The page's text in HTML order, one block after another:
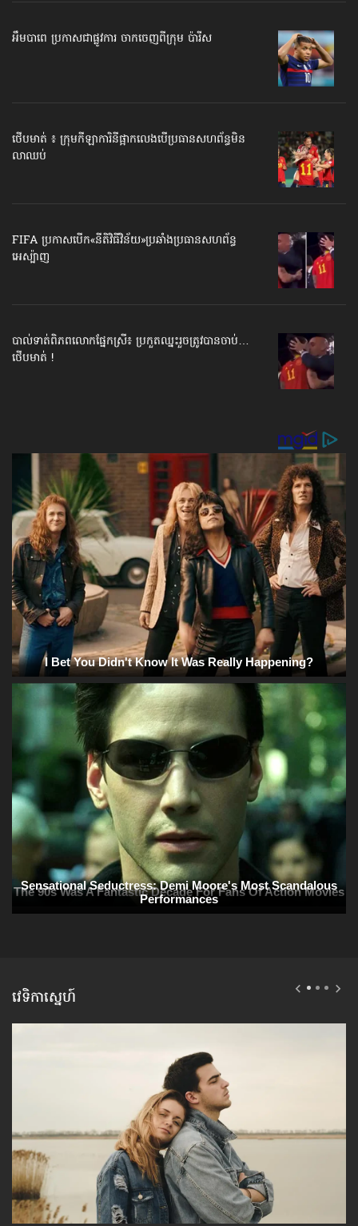
អឹមបាពេ ប្រកាសជាផ្លូវការ ចាកចេញពីក្រុម ប៉ារីស
ថើបមាត់ ៖ ក្រុមកីឡាការិនី​ផ្អាកលេង​​បើប្រធានសហព័ន្ធ​មិន
លាឈប់
FIFA ប្រកាសបើក​«នីតិវិធីវិន័យ»​ប្រឆាំងប្រធានសហព័ន្ធ​
អេស្ប៉ាញ
បាល់ទាត់​ពិភពលោក​ផ្នែកស្រី៖ ប្រកួតឈ្នះរួច​ត្រូវបានចាប់…
ថើបមាត់ !
វេទិកាស្នេហ៍